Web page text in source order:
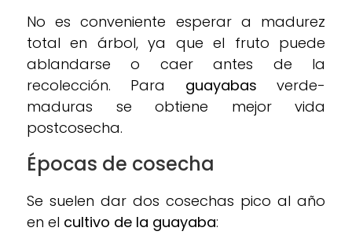
No es conveniente esperar a madurez
total en árbol, ya que el fruto puede
ablandarse o caer antes de la
recolección. Para guayabas verde-
maduras se obtiene mejor vida
postcosecha.
Épocas de cosecha
Se suelen dar dos cosechas pico al año
en el cultivo de la guayaba: